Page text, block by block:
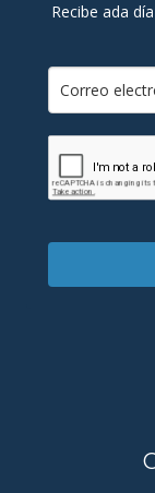
Recibe ada